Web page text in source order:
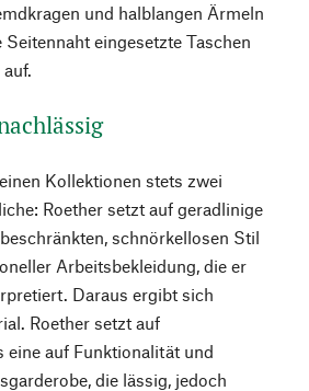
und halblangen Ärmeln
eingesetzte Taschen
Kollektionen stets zwei
Roether setzt auf geradlinige
schnörkellosen Stil
Arbeitsbekleidung, die er
Daraus ergibt sich
Roether setzt auf
auf Funktionalität und
die lässig, jedoch